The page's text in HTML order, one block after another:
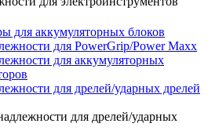
для аккумуляторных блоков
для PowerGrip/Power Maxx
для аккумуляторных
для дрелей/ударных дрелей
для дрелей/ударных